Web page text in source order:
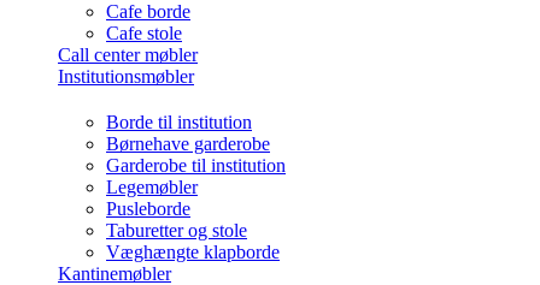
Cafe borde
Cafe stole
Call center møbler
Institutionsmøbler
Borde til institution
Børnehave garderobe
Garderobe til institution
Legemøbler
Pusleborde
Taburetter og stole
Væghængte klapborde
Kantinemøbler